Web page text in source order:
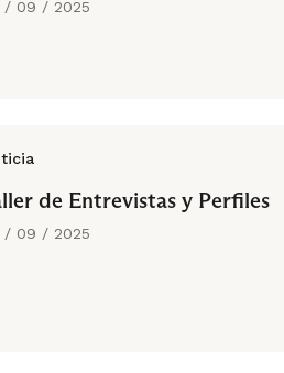
/ 09 / 2025
de Entrevistas y Perfiles
/ 09 / 2025